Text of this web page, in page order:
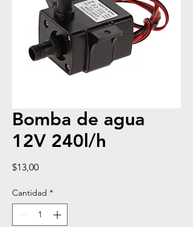
Bomba de agua
12V 240l/h
$13,00Precio
Cantidad *